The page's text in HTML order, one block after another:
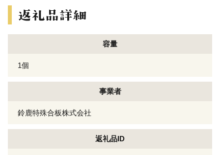
容量
1個
事業者
鈴鹿特殊合板株式会社
返礼品ID